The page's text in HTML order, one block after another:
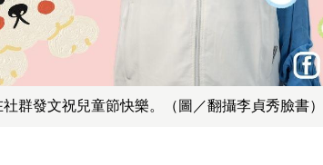
群發文祝兒童節快樂。（圖／翻攝李貞秀臉書）